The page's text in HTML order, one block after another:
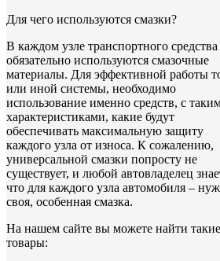
Для чего используются смазки?
В каждом узле транспортного средства
обязательно используются смазочные
материалы. Для эффективной работы
или иной системы, необходимо
использование именно средств, с
характеристиками, какие будут
обеспечивать максимальную защиту
каждого узла от износа. К сожалению,
универсальной смазки попросту не
существует, и любой автовладелец
что для каждого узла автомобиля –
своя, особенная смазка.
На нашем сайте вы можете найти такие
товары: